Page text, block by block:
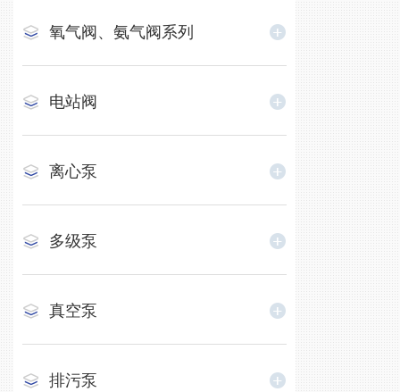
氧气阀、氨气阀系列
电站阀
离心泵
多级泵
真空泵
排污泵